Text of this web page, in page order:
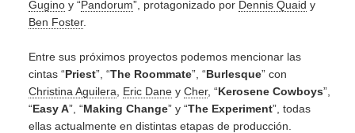
Gugino y “Pandorum”, protagonizado por Dennis Quaid y
Ben Foster.
Entre sus próximos proyectos podemos mencionar las
cintas “Priest”, “The Roommate”, “Burlesque” con
Christina Aguilera
Eric Dane y Cher, “Kerosene Cowboys”,
“Easy A”, “Making Change” y “The Experiment”, todas
ellas actualmente en distintas etapas de producción.